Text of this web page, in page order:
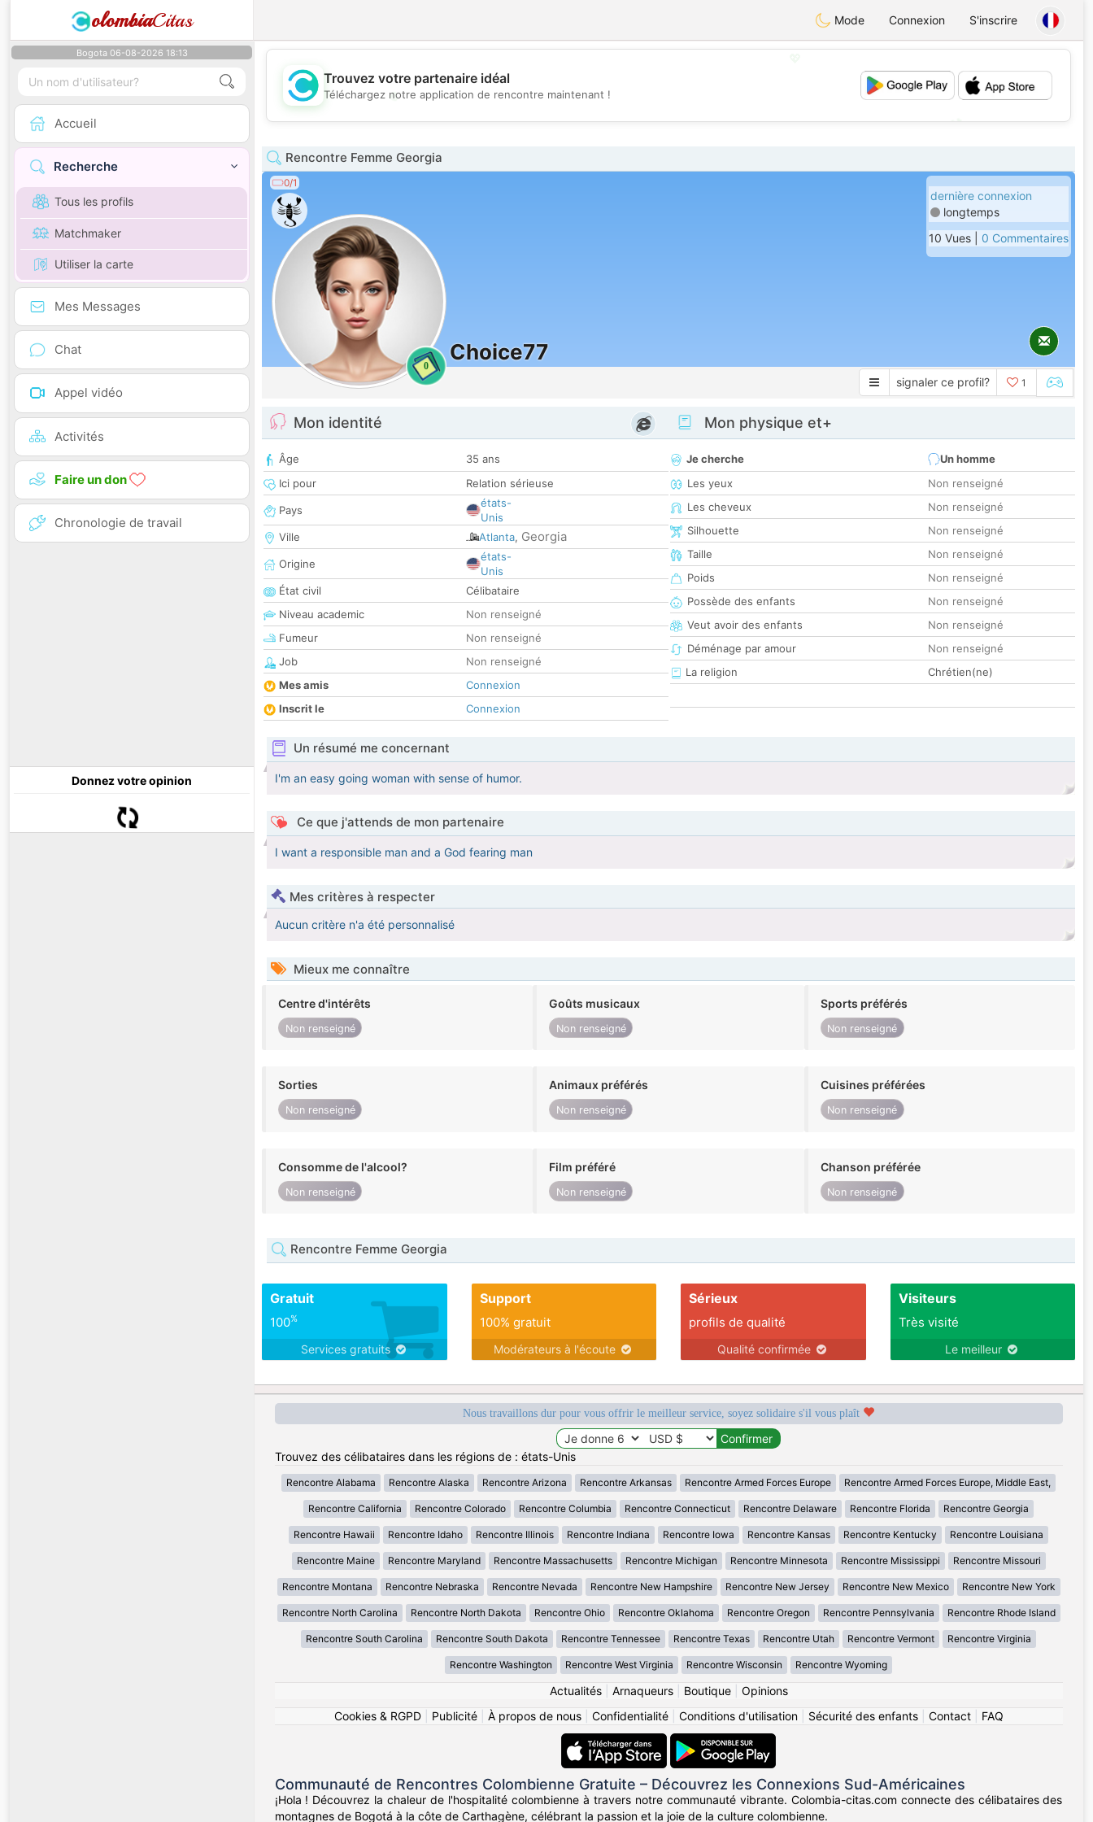
olombiaCitas Mode Connexion S'inscrire
Bogota 06-08-2026 18:13
Accueil
Recherche
Tous les profils
Matchmaker
Utiliser la carte
Mes Messages
Chat
Appel vidéo
Activités
Faire un don
Chronologie de travail
Donnez votre opinion
💖
Trouvez votre partenaire idéal
Téléchargez notre application de rencontre maintenant !
Rencontre Femme Georgia
0/1
0
Choice77
dernière connexion
longtemps
10 Vues | 0 Commentaires
signaler ce profil? 1
Mon identité
Âge
35 ans
Ici pour
Relation sérieuse
Pays
états-
Unis
Ville
Atlanta, Georgia
Origine
états-
Unis
État civil
Célibataire
Niveau academic
Non renseigné
Fumeur
Non renseigné
Job
Non renseigné
Mes amis
Connexion
Inscrit le
Connexion
Mon physique et+
Je cherche
Un homme
Les yeux
Non renseigné
Les cheveux
Non renseigné
Silhouette
Non renseigné
Taille
Non renseigné
Poids
Non renseigné
Possède des enfants
Non renseigné
Veut avoir des enfants
Non renseigné
Déménage par amour
Non renseigné
La religion
Chrétien(ne)
Un résumé me concernant
I'm an easy going woman with sense of humor.
Ce que j'attends de mon partenaire
I want a responsible man and a God fearing man
Mes critères à respecter
Aucun critère n'a été personnalisé
Mieux me connaître
Centre d'intérêts
Non renseigné
Goûts musicaux
Non renseigné
Sports préférés
Non renseigné
Sorties
Non renseigné
Animaux préférés
Non renseigné
Cuisines préférées
Non renseigné
Consomme de l'alcool?
Non renseigné
Film préféré
Non renseigné
Chanson préférée
Non renseigné
Rencontre Femme Georgia
Gratuit
100%
Services gratuits
Support
100% gratuit
Modérateurs à l'écoute
Sérieux
profils de qualité
Qualité confirmée
Visiteurs
Très visité
Le meilleur
Nous travaillons dur pour vous offrir le meilleur service, soyez solidaire s'il vous plaît
Trouvez des célibataires dans les régions de : états-Unis
Rencontre Alabama Rencontre Alaska Rencontre Arizona Rencontre Arkansas Rencontre Armed Forces Europe Rencontre Armed Forces Europe, Middle East,
Rencontre California Rencontre Colorado Rencontre Columbia Rencontre Connecticut Rencontre Delaware Rencontre Florida Rencontre Georgia
Rencontre Hawaii Rencontre Idaho Rencontre Illinois Rencontre Indiana Rencontre Iowa Rencontre Kansas Rencontre Kentucky Rencontre Louisiana
Rencontre Maine Rencontre Maryland Rencontre Massachusetts Rencontre Michigan Rencontre Minnesota Rencontre Mississippi Rencontre Missouri
Rencontre Montana Rencontre Nebraska Rencontre Nevada Rencontre New Hampshire Rencontre New Jersey Rencontre New Mexico Rencontre New York
Rencontre North Carolina Rencontre North Dakota Rencontre Ohio Rencontre Oklahoma Rencontre Oregon Rencontre Pennsylvania Rencontre Rhode Island
Rencontre South Carolina Rencontre South Dakota Rencontre Tennessee Rencontre Texas Rencontre Utah Rencontre Vermont Rencontre Virginia
Rencontre Washington Rencontre West Virginia Rencontre Wisconsin Rencontre Wyoming
Actualités| Arnaqueurs| Boutique| Opinions
Cookies & RGPD| Publicité| À propos de nous| Confidentialité| Conditions d'utilisation| Sécurité des enfants| Contact| FAQ
Communauté de Rencontres Colombienne Gratuite – Découvrez les Connexions Sud-Américaines
¡Hola ! Découvrez la chaleur de l'hospitalité colombienne à travers notre communauté vibrante. Colombia-citas.com connecte des célibataires des
montagnes de Bogotá à la côte de Carthagène, célébrant la passion et la joie de la culture colombienne.